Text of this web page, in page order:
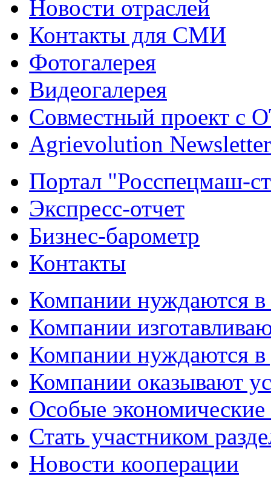
Новости отраслей
Контакты для СМИ
Фотогалерея
Видеогалерея
Совместный проект с
Agrievolution Newsletter
Портал "Росспецмаш-
Экспресс-отчет
Бизнес-барометр
Контакты
Компании нуждаются в
Компании
Компании нуждаются в
Компании оказывают
Особые
Стать участником
Новости кооперации